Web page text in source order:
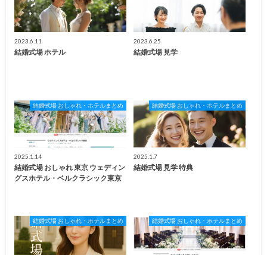
2023.6.11
結婚式場 ホテル
2023.6.25
結婚式場 見学
結婚式場 おしゃれ・ホテルまとめ
2025.1.14
結婚式場 おしゃれ 東京 ウェディン
グスホテル・ベルクラシック東京
結婚式場 おしゃれ・ホテルまとめ
2025.1.7
結婚式場 見学 特典
結婚式場 おしゃれ・ホテルまとめ 結婚式場 おしゃれ・ホテルまとめ